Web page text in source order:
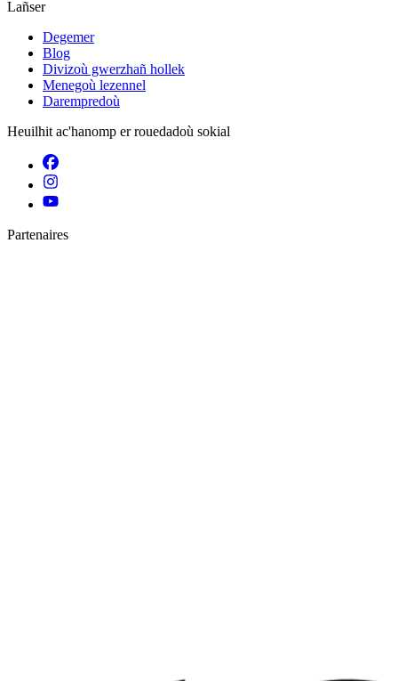
Lañser
Degemer
Blog
Divizoù gwerzhañ hollek
Menegoù lezennel
Darempredoù
Heuilhit ac'hanomp er rouedadoù sokial
Partenaires